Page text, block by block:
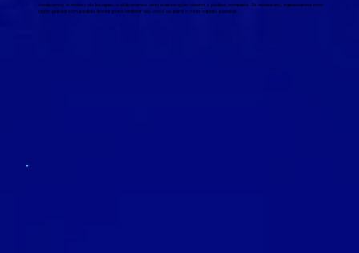
Analisamos o motivo do bloqueio e elaboramos uma contestação técnica e jurídica completa. Se necessário, ingressamos com
ação judicial com pedido liminar para reativar seu canal ou perfil o mais rápido possível.